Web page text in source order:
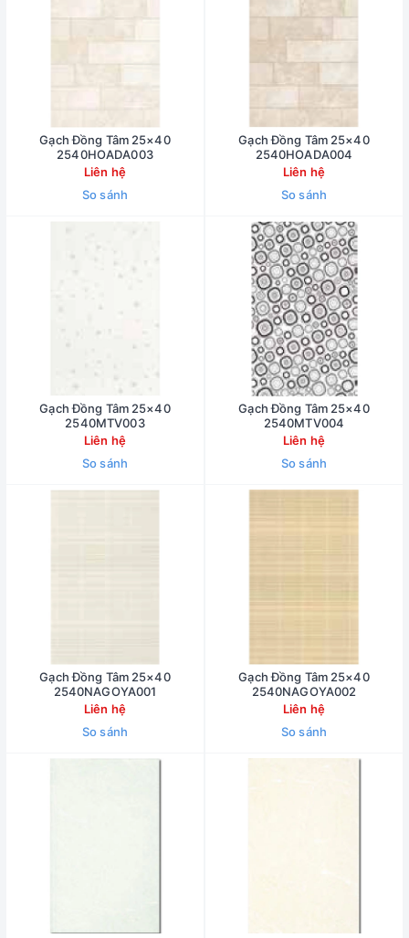
Gạch Đồng Tâm 25×40
2540HOADA003
Liên hệ
So sánh
Gạch Đồng Tâm 25×40
2540HOADA004
Liên hệ
So sánh
Gạch Đồng Tâm 25×40
2540MTV003
Liên hệ
So sánh
Gạch Đồng Tâm 25×40
2540MTV004
Liên hệ
So sánh
Gạch Đồng Tâm 25×40
2540NAGOYA001
Liên hệ
So sánh
Gạch Đồng Tâm 25×40
2540NAGOYA002
Liên hệ
So sánh